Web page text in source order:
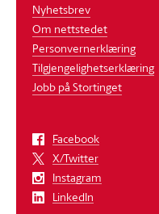
Nyhetsbrev
Om nettstedet
Personvernerklæring
Tilgjengelighetserklæring
Jobb på Stortinget
Facebook
X/Twitter
Instagram
LinkedIn